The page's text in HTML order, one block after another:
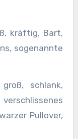
kräftig, Bart,
sogenannte
schlank,
Pullover,